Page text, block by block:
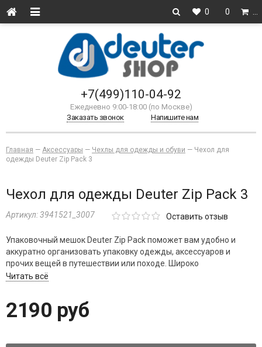
0 0
+7(499)110-04-92
Ежедневно 9:00-18:00 (по Москве)
Заказать звонок
Напишите нам
Главная — Аксессуары — Чехлы для одежды и обуви — Чехол для
одежды Deuter Zip Pack 3
Чехол для одежды Deuter Zip Pack 3
Артикул:3941521_3007 Оставить отзыв
Упаковочный мешок Deuter Zip Pack поможет вам удобно и
аккуратно организовать упаковку одежды, аксессуаров и
прочих вещей в путешествии или походе. Широко
открывающаяся молния создает удобный доступ внутрь.
Читать всё
2190 руб